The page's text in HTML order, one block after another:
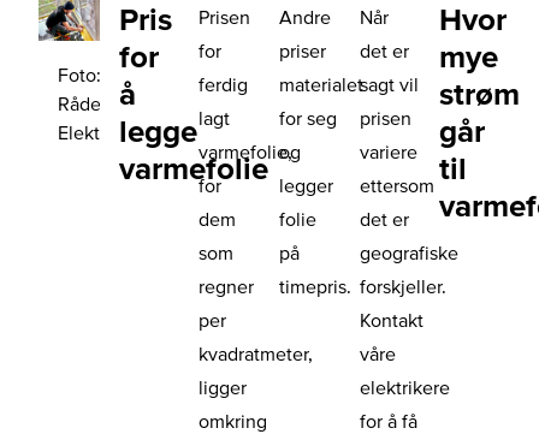
Foto:
Råde
Elektro
Pris
for
å
legge
varmefolie
Prisen
for
ferdig
lagt
varmefolie,
for
dem
som
regner
per
kvadratmeter,
ligger
omkring
Andre
priser
materialet
for seg
og
legger
folie
på
timepris.
Når
det er
sagt vil
prisen
variere
ettersom
det er
geografiske
forskjeller.
Kontakt
våre
elektrikere
for å få
Hvor
mye
strøm
går
til